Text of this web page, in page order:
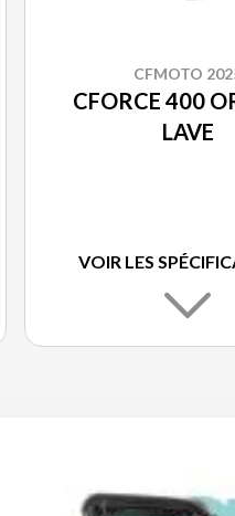
CFMOTO
CFORCE 400
LAVE
VOIR LES